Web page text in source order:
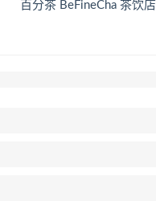
百分茶 BeFineCha 茶饮店